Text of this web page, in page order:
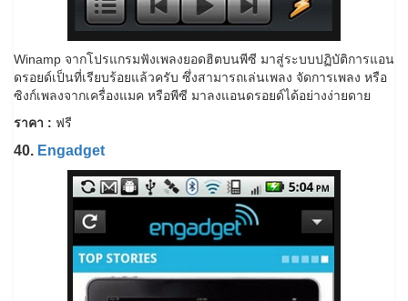
Winamp จากโปรแกรมฟังเพลงยอดฮิตบนพีซี มาสู่ระบบปฏิบัติการแอน
ดรอยด์เป็นที่เรียบร้อยแล้วครับ ซึ่งสามารถเล่นเพลง จัดการเพลง หรือ
ซิงก์เพลงจากเครื่องแมค หรือพีซี มาลงแอนดรอยด์ได้อย่างง่ายดาย
ราคา : ฟรี
40. Engadget